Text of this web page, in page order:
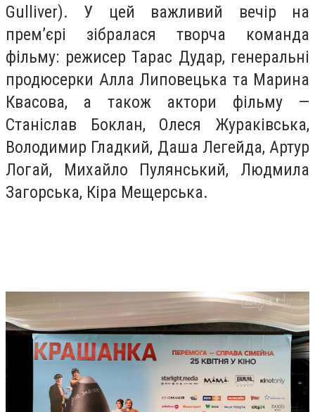
Gulliver). У цей важливий вечір на
прем’єрі зібралася творча команда
фільму: режисер Тарас Дудар, генеральні
продюсерки Алла Липовецька та Марина
Квасова, а також актори фільму —
Станіслав Боклан, Олеся Жураківська,
Володимир Гладкий, Даша Легейда, Артур
Логай, Михайло Пулянський, Людмила
Загорська, Кіра Мещерська.